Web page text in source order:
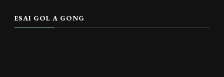
ESAI GOL A GONG